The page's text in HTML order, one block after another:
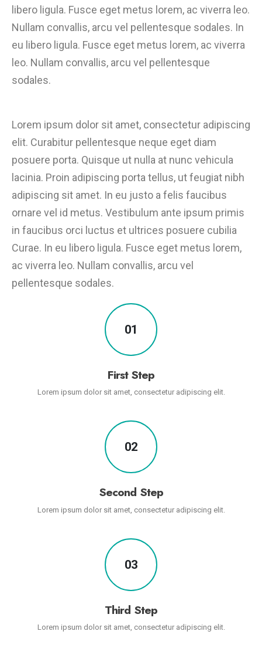
libero ligula. Fusce eget metus lorem, ac viverra leo.
Nullam convallis, arcu vel pellentesque sodales. In
eu libero ligula. Fusce eget metus lorem, ac viverra
leo. Nullam convallis, arcu vel pellentesque
sodales.
Lorem ipsum dolor sit amet, consectetur adipiscing
elit. Curabitur pellentesque neque eget diam
posuere porta. Quisque ut nulla at nunc vehicula
lacinia. Proin adipiscing porta tellus, ut feugiat nibh
adipiscing sit amet. In eu justo a felis faucibus
ornare vel id metus. Vestibulum ante ipsum primis
in faucibus orci luctus et ultrices posuere cubilia
Curae. In eu libero ligula. Fusce eget metus lorem,
ac viverra leo. Nullam convallis, arcu vel
pellentesque sodales.
01
First Step
Lorem ipsum dolor sit amet, consectetur adipiscing elit.
02
Second Step
Lorem ipsum dolor sit amet, consectetur adipiscing elit.
03
Third Step
Lorem ipsum dolor sit amet, consectetur adipiscing elit.